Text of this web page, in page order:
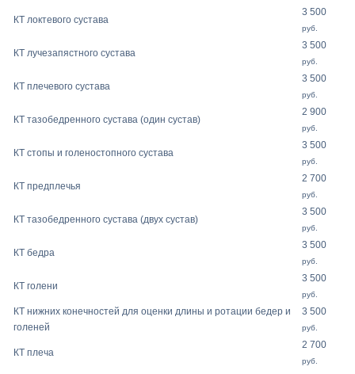
КТ локтевого сустава
3 500
руб.
КТ лучезапястного сустава
3 500
руб.
КТ плечевого сустава
3 500
руб.
КТ тазобедренного сустава (один сустав)
2 900
руб.
КТ стопы и голеностопного сустава
3 500
руб.
КТ предплечья
2 700
руб.
КТ тазобедренного сустава (двух сустав)
3 500
руб.
КТ бедра
3 500
руб.
КТ голени
3 500
руб.
КТ нижних конечностей для оценки длины и ротации бедер и
голеней
3 500
руб.
КТ плеча
2 700
руб.